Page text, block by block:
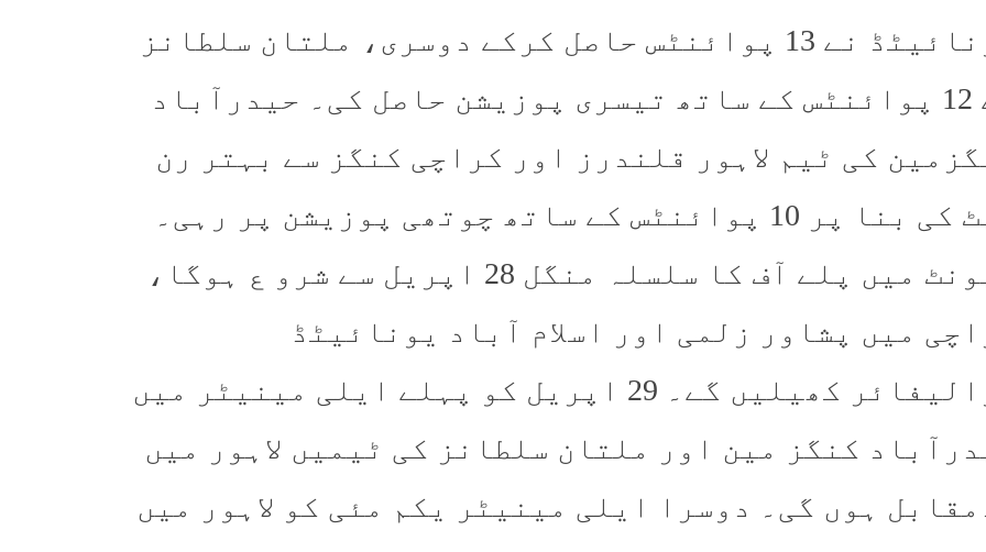
یونائیٹڈ نے 13 پوائنٹس حاصل کرکے دوسری، ملتان سلطانز
نے 12 پوائنٹس کے ساتھ تیسری پوزیشن حاصل کی۔ حیدرآباد
کی ٹیم لاہور قلندرز اور کراچی کنگز سے بہتر رن
ریٹ کی بنا پر 10 پوائنٹس کے ساتھ چوتھی پوزیشن پر رہی۔
ایونٹ میں پلے آف کا سلسلہ منگل 28 اپریل سے شرو ع ہوگا،
میں پشاور زلمی اور اسلام آباد یونائیٹڈ
کوالیفائر کھیلیں گے۔ 29 اپریل کو پہلے ایلی مینیٹر میں
کنگز مین اور ملتان سلطانز کی ٹیمیں لاہور میں
ہوں گی۔ دوسرا ایلی مینیٹر یکم مئی کو لاہور میں